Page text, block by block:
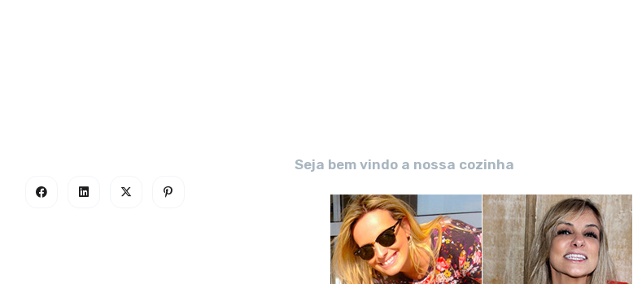
Seja bem vindo a nossa cozinha